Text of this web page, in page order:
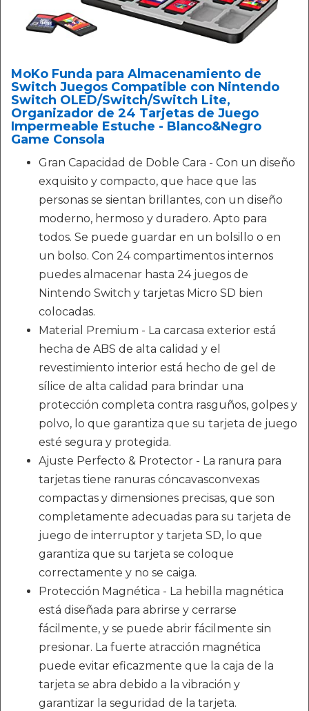
MoKo Funda para Almacenamiento de
Switch Juegos Compatible con Nintendo
Switch OLED/Switch/Switch Lite,
Organizador de 24 Tarjetas de Juego
Impermeable Estuche - Blanco&Negro
Game Consola
Gran Capacidad de Doble Cara - Con un diseño
exquisito y compacto, que hace que las
personas se sientan brillantes, con un diseño
moderno, hermoso y duradero. Apto para
todos. Se puede guardar en un bolsillo o en
un bolso. Con 24 compartimentos internos
puedes almacenar hasta 24 juegos de
Nintendo Switch y tarjetas Micro SD bien
colocadas.
Material Premium - La carcasa exterior está
hecha de ABS de alta calidad y el
revestimiento interior está hecho de gel de
sílice de alta calidad para brindar una
protección completa contra rasguños, golpes y
polvo, lo que garantiza que su tarjeta de juego
esté segura y protegida.
Ajuste Perfecto & Protector - La ranura para
tarjetas tiene ranuras cóncavasconvexas
compactas y dimensiones precisas, que son
completamente adecuadas para su tarjeta de
juego de interruptor y tarjeta SD, lo que
garantiza que su tarjeta se coloque
correctamente y no se caiga.
Protección Magnética - La hebilla magnética
está diseñada para abrirse y cerrarse
fácilmente, y se puede abrir fácilmente sin
presionar. La fuerte atracción magnética
puede evitar eficazmente que la caja de la
tarjeta se abra debido a la vibración y
garantizar la seguridad de la tarjeta.